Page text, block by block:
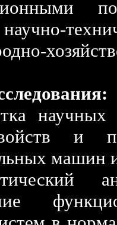
научно-
научных
и
машин